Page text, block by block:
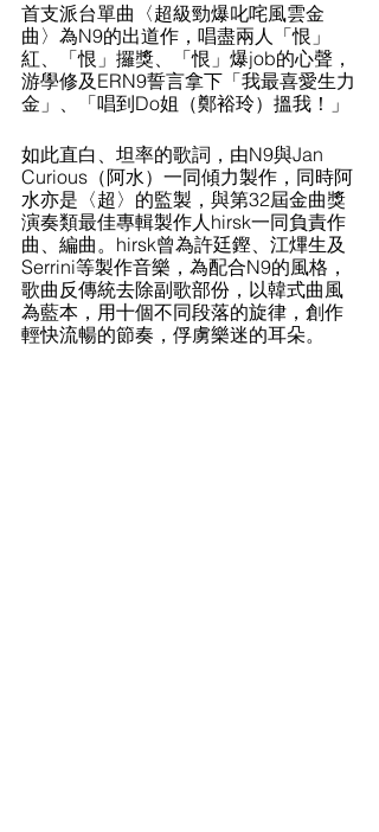
首支派台單曲〈超級勁爆叱咤風雲金
曲〉為N9的出道作，唱盡兩人「恨」
紅、「恨」攞獎、「恨」爆job的心聲，
游學修及ERN9誓言拿下「我最喜愛生力
金」、「唱到Do姐（鄭裕玲）搵我！」
如此直白、坦率的歌詞，由N9與Jan
Curious（阿水）一同傾力製作，同時阿
水亦是〈超〉的監製，與第32屆金曲獎
演奏類最佳專輯製作人hirsk一同負責作
曲、編曲。hirsk曾為許廷鏗、江熚生及
Serrini等製作音樂，為配合N9的風格，
歌曲反傳統去除副歌部份，以韓式曲風
為藍本，用十個不同段落的旋律，創作
輕快流暢的節奏，俘虜樂迷的耳朵。